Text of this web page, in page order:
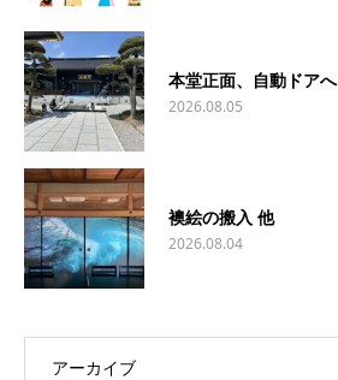
本堂正面、自動ドアへ
2026.08.05
襖絵の搬入 他
2026.08.04
アーカイブ